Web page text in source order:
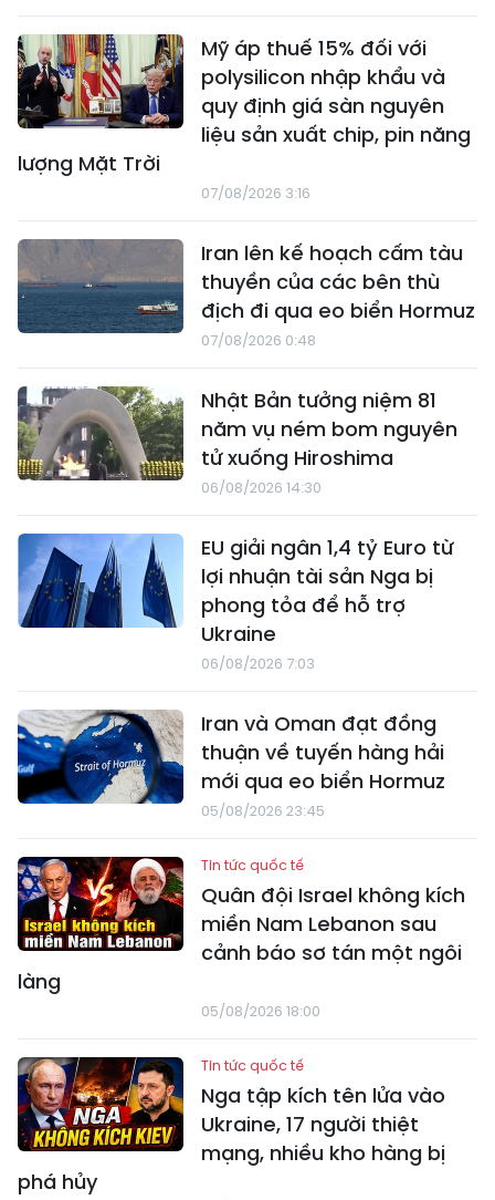
Mỹ áp thuế 15% đối với
polysilicon nhập khẩu và
quy định giá sàn nguyên
liệu sản xuất chip, pin năng
lượng Mặt Trời
07/08/2026 3:16
Iran lên kế hoạch cấm tàu
thuyền của các bên thù
địch đi qua eo biển Hormuz
07/08/2026 0:48
Nhật Bản tưởng niệm 81
năm vụ ném bom nguyên
tử xuống Hiroshima
06/08/2026 14:30
EU giải ngân 1,4 tỷ Euro từ
lợi nhuận tài sản Nga bị
phong tỏa để hỗ trợ
Ukraine
06/08/2026 7:03
Iran và Oman đạt đồng
thuận về tuyến hàng hải
mới qua eo biển Hormuz
05/08/2026 23:45
Tin tức quốc tế
Quân đội Israel không kích
miền Nam Lebanon sau
cảnh báo sơ tán một ngôi
làng
05/08/2026 18:00
Tin tức quốc tế
Nga tập kích tên lửa vào
Ukraine, 17 người thiệt
mạng, nhiều kho hàng bị
phá hủy